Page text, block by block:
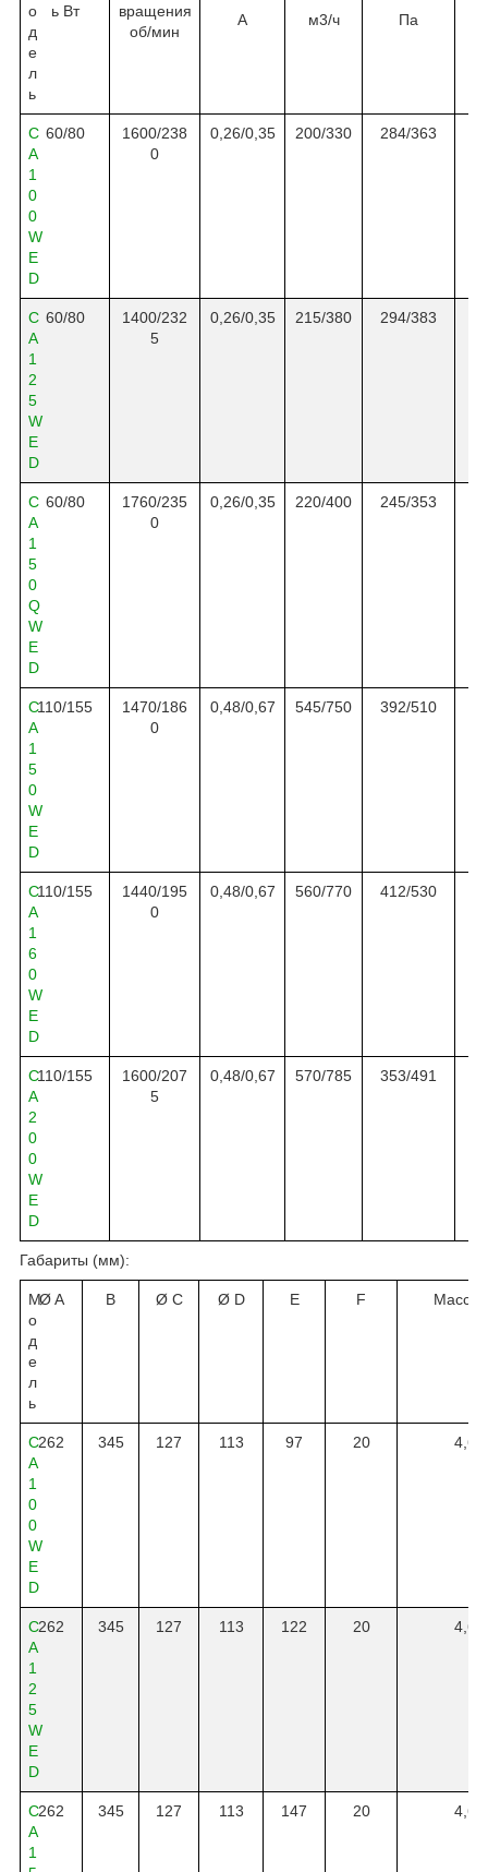
о
д
е
л
ь
ь Вт
вращения
об/мин
А
м3/ч
Па
C
A
1
0
0
W
E
D
60/80 1600/238
0
0, 26/0,35 200/330 284/363
C
A
1
2
5
W
E
D
60/80 1400/232
5
0, 26/0, 35 215/380 294/383
C
A
1
5
0
Q
W
E
D
60/80 1760/235
0
0, 26/0, 35 220/400 245/353
C
A
1
5
0
W
E
D
110/155
1470/186
0
0, 48/0, 67 545/750 392/510
C
A
1
6
0
W
E
D
110/155
1440/195
0
0, 48/0, 67 560/770 412/530
C
A
2
0
0
W
E
D
110/155
1600/207
5
0, 48/0, 67 570/785 353/491
Габариты (мм):
М
о
д
е
л
ь
Ø A B Ø C Ø D E F Масса
C
A
1
0
0
W
E
D
262 345 127 113 97 20 4,6
C
A
1
2
5
W
E
D
262 345 127 113 122 20 4,6
C
A
1
262 345 127 113 147 20 4,6